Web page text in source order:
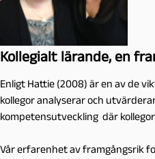
Kollegialt lärande, en
Enligt Hattie (2008) är en av de
kollegor analyserar och
kompetensutveckling där
Vår erfarenhet av framgångsrik